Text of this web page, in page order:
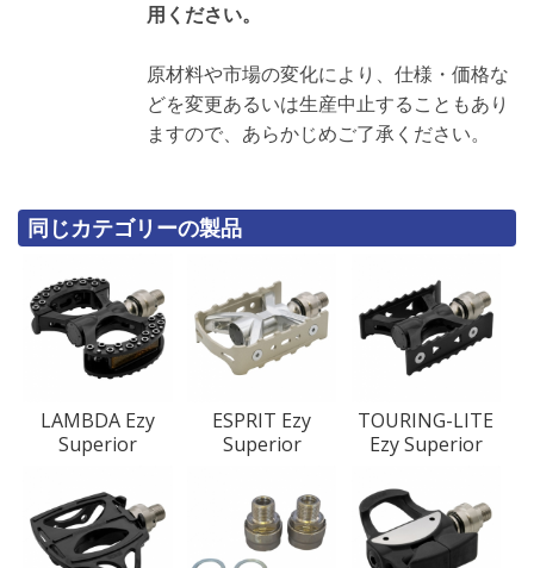
用ください。
原材料や市場の変化により、仕様・価格な
どを変更あるいは生産中止することもあり
ますので、あらかじめご了承ください。
同じカテゴリーの製品
LAMBDA Ezy
Superior
ESPRIT Ezy
Superior
TOURING-LITE
Ezy Superior